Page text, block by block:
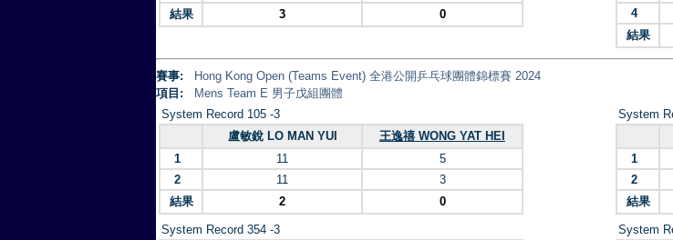
結果
3 0
4
結果
賽事:
Hong Kong Open (Teams Event) 全港公開乒乓球團體錦標賽 2024
項目:
Mens Team E 男子戊組團體
System Record 105 -3
盧敏銳 LO MAN YUI
王逸禧 WONG YAT HEI
1
11
5
2
11
3
結果
2 0
System
1
2
結果
System Record 354 -3
System